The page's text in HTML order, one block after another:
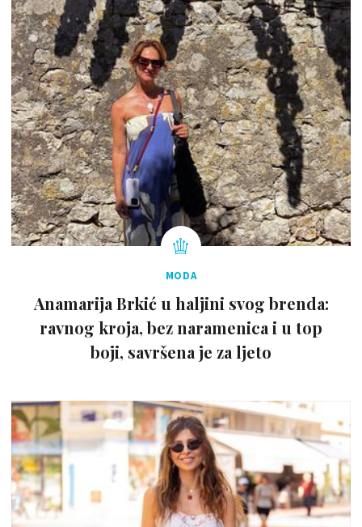
MODA
Anamarija Brkić u haljini svog brenda:
ravnog kroja, bez naramenica i u top
boji, savršena je za ljeto